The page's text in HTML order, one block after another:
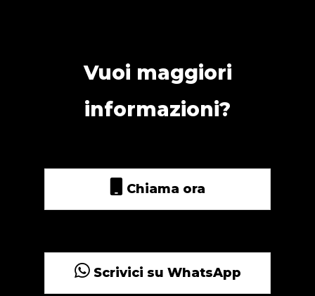
Vuoi maggiori
informazioni?
Chiama ora
Scrivici su WhatsApp